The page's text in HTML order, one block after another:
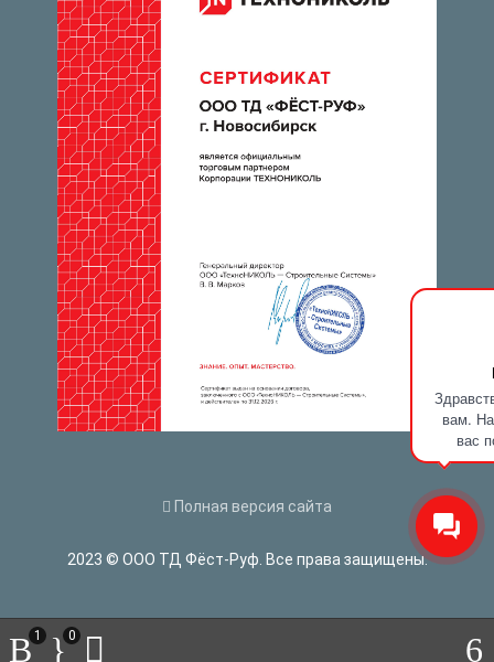
вам.
вас
Полная версия сайта
2023 © ООО ТД Фёст-Руф. Все права защищены.
1 0